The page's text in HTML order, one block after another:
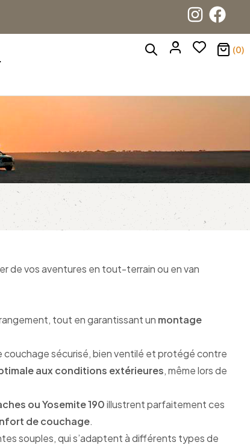
(0)
de vos aventures en tout-terrain ou en van
tout en garantissant un montage
couchage sécurisé, bien ventilé et protégé contre
aux conditions extérieures, même lors de
ou Yosemite 190illustrent parfaitement ces
de couchage.
souples, qui s’adaptent à différents types de